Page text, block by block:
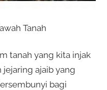
Tanah
tanah yang kita injak
jejaring ajaib yang
bagi